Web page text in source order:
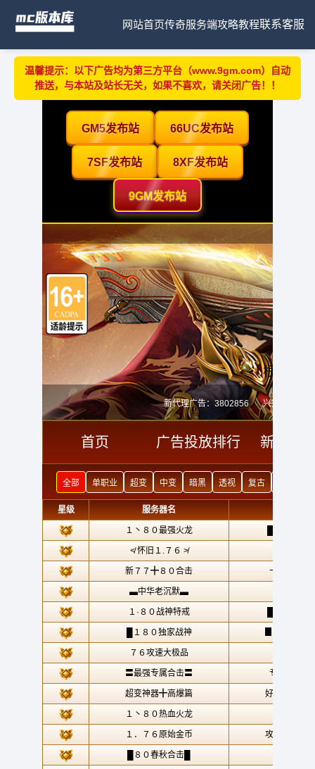
网站首页传奇服务端攻略教程联系客服
温馨提示：以下广告均为第三方平台（www.9gm.com）自动
推送，与本站及站长无关，如果不喜欢，请关闭广告！！